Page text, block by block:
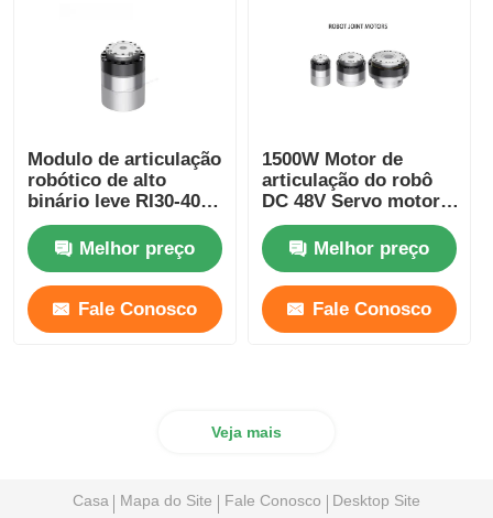
Modulo de articulação
robótico de alto
binário leve RI30-40-
PRO Automatização
industrialMelhor preço
Fale Conosco
1500W Motor de
articulação do robô
DC 48V Servo motor
sem escovas
velocidade da
articulação ajustável
Melhor preço
Fale Conosco
Veja mais
Casa Mapa do Site Fale Conosco Desktop Site